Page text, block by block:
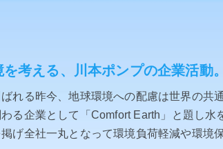
考える、川本ポンプの企業活動。
れる昨今、地球環境への配慮は世界の共
る企業として「Comfort Earth」と題し水
げ全社一丸となって環境負荷軽減や環境